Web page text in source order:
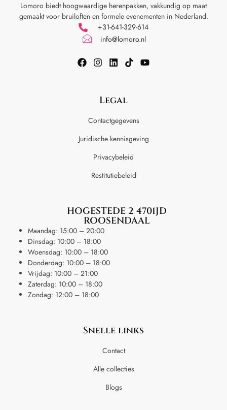
Lomoro biedt hoogwaardige herenpakken, vakkundig op maat
gemaakt voor bruiloften en formele evenementen in Nederland.
+31-641-329-614
info@lomoro.nl
Legal
Contactgegevens
Juridische kennisgeving
Privacybeleid
Restitutiebeleid
HOGESTEDE 2 4701JD
ROOSENDAAL
Maandag: 15:00 – 20:00
Dinsdag: 10:00 – 18:00
Woensdag: 10:00 – 18:00
Donderdag: 10:00 – 18:00
Vrijdag: 10:00 – 21:00
Zaterdag: 10:00 – 18:00
Zondag: 12:00 – 18:00
Snelle links
Contact
Alle collecties
Blogs